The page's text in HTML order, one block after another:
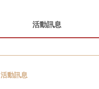
活動訊息
活動訊息